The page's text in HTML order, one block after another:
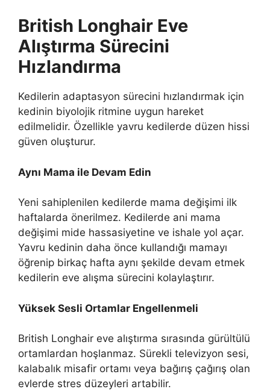
British Longhair Eve
Alıştırma Sürecini
Hızlandırma
Kedilerin adaptasyon sürecini hızlandırmak için
kedinin biyolojik ritmine uygun hareket
edilmelidir. Özellikle yavru kedilerde düzen hissi
güven oluşturur.
Aynı Mama ile Devam Edin
Yeni sahiplenilen kedilerde mama değişimi ilk
haftalarda önerilmez. Kedilerde ani mama
değişimi mide hassasiyetine ve ishale yol açar.
Yavru kedinin daha önce kullandığı mamayı
öğrenip birkaç hafta aynı şekilde devam etmek
kedilerin eve alışma sürecini kolaylaştırır.
Yüksek Sesli Ortamlar Engellenmeli
British Longhair eve alıştırma sırasında gürültülü
ortamlardan hoşlanmaz. Sürekli televizyon sesi,
kalabalık misafir ortamı veya bağırış çağırış olan
evlerde stres düzeyleri artabilir.